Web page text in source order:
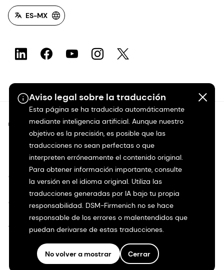
Aviso legal sobre la traducción
Esta página se ha traducido automáticamente
mediante inteligencia artificial. Aunque nuestro
objetivo es la precisión, es posible que las
traducciones no sean perfectas o que
interpreten erróneamente el contenido original.
Para obtener información importante, consulte
la versión en el idioma original. Utiliza las
traducciones generadas por IA bajo tu propia
responsabilidad. DSM-Firmenich no se hace
responsable de los errores o malentendidos que
puedan derivarse de estas traducciones.
No volver a mostrar Cerrar
ES-MX
©2026 dsm-firmenich. Todos los derechos reservados.
Protección de datos
Condiciones de uso
Condiciones generales
Transparencia en California
Declaración de accesibilidad